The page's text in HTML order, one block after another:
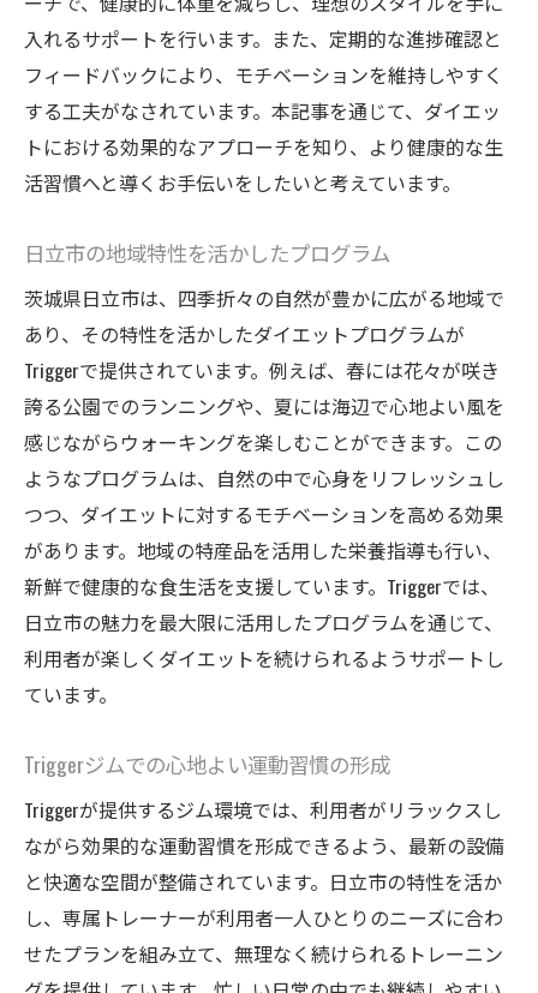
入れるサポートを行います。また、定期的な進捗確認と
フィードバックにより、モチベーションを維持しやすく
する工夫がなされています。本記事を通じて、ダイエッ
トにおける効果的なアプローチを知り、より健康的な生
活習慣へと導くお手伝いをしたいと考えています。
日立市の地域特性を活かしたプログラム
茨城県日立市は、四季折々の自然が豊かに広がる地域で
あり、その特性を活かしたダイエットプログラムが
Triggerで提供されています。例えば、春には花々が咲き
誇る公園でのランニングや、夏には海辺で心地よい風を
感じながらウォーキングを楽しむことができます。この
ようなプログラムは、自然の中で心身をリフレッシュし
つつ、ダイエットに対するモチベーションを高める効果
があります。地域の特産品を活用した栄養指導も行い、
新鮮で健康的な食生活を支援しています。Triggerでは、
日立市の魅力を最大限に活用したプログラムを通じて、
利用者が楽しくダイエットを続けられるようサポートし
ています。
Triggerジムでの心地よい運動習慣の形成
Triggerが提供するジム環境では、利用者がリラックスし
ながら効果的な運動習慣を形成できるよう、最新の設備
と快適な空間が整備されています。日立市の特性を活か
し、専属トレーナーが利用者一人ひとりのニーズに合わ
せたプランを組み立て、無理なく続けられるトレーニン